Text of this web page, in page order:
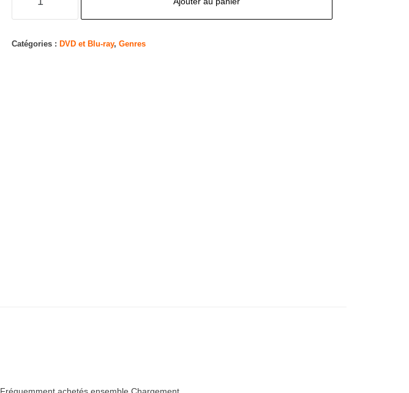
The
Catégories : DVD et Blu-ray, Genres